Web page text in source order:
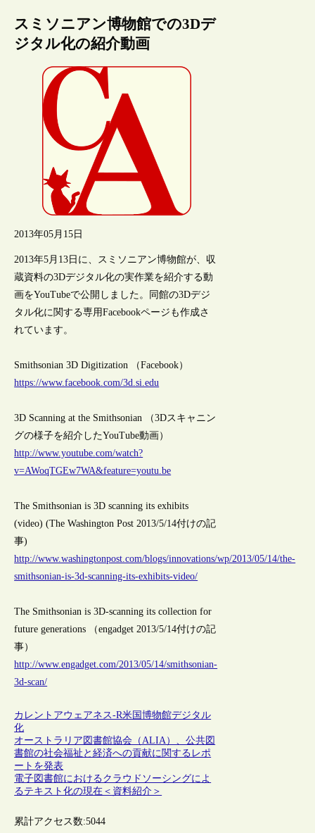
スミソニアン博物館での3Dデ
ジタル化の紹介動画
2013年05月15日
2013年5月13日に、スミソニアン博物館が、収
蔵資料の3Dデジタル化の実作業を紹介する動
画をYouTubeで公開しました。同館の3Dデジ
タル化に関する専用Facebookページも作成さ
れています。
Smithsonian 3D Digitization （Facebook）
https://www.facebook.com/3d.si.edu
3D Scanning at the Smithsonian （3Dスキャニン
グの様子を紹介したYouTube動画）
http://www.youtube.com/watch?
v=AWoqTGEw7WA&feature=youtu.be
The Smithsonian is 3D scanning its exhibits
(video) (The Washington Post 2013/5/14付けの記
事)
http://www.washingtonpost.com/blogs/innovations/wp/2013/05/14/the-
smithsonian-is-3d-scanning-its-exhibits-video/
The Smithsonian is 3D-scanning its collection for
future generations （engadget 2013/5/14付けの記
事）
http://www.engadget.com/2013/05/14/smithsonian-
3d-scan/
カレントアウェアネス-R米国博物館デジタル
化
オーストラリア図書館協会（ALIA）、公共図
書館の社会福祉と経済への貢献に関するレポ
ートを発表
電子図書館におけるクラウドソーシングによ
るテキスト化の現在＜資料紹介＞
累計アクセス数:5044